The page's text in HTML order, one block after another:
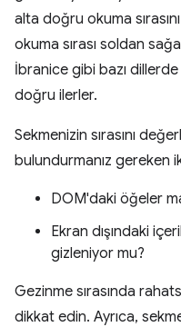
alta doğru okuma
okuma sırası soldan
İbranice gibi bazı
doğru ilerler.
Sekmenizin sırasını
bulundurmanız gereken
DOM'daki öğeler
Ekran dışındaki
gizleniyor mu?
Gezinme sırasında
dikkat edin. Ayrıca,